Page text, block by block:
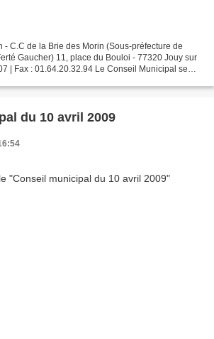
- C.C de la Brie des Morin (Sous-préfecture de
Gaucher) 11, place du Bouloi - 77320 Jouy sur
| Fax : 01.64.20.32.94 Le Conseil Municipal se
du 10 avril 2009